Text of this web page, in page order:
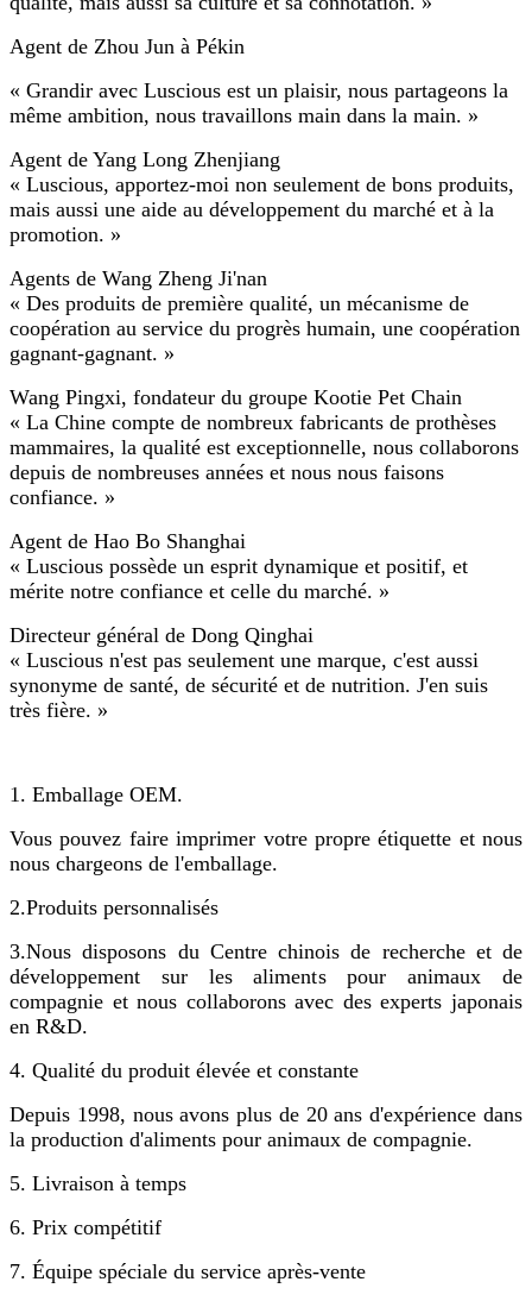
Agent de Zhou Jun à Pékin
« Grandir avec Luscious est un plaisir, nous partageons la
même ambition, nous travaillons main dans la main. »
Agent de Yang Long Zhenjiang
« Luscious, apportez-moi non seulement de bons produits,
mais aussi une aide au développement du marché et à la
promotion. »
Agents de Wang Zheng Ji'nan
« Des produits de première qualité, un mécanisme de
coopération au service du progrès humain, une coopération
gagnant-gagnant. »
Wang Pingxi, fondateur du groupe Kootie Pet Chain
« La Chine compte de nombreux fabricants de prothèses
mammaires, la qualité est exceptionnelle, nous collaborons
depuis de nombreuses années et nous nous faisons
confiance. »
Agent de Hao Bo Shanghai
« Luscious possède un esprit dynamique et positif, et
mérite notre confiance et celle du marché. »
Directeur général de Dong Qinghai
« Luscious n'est pas seulement une marque, c'est aussi
synonyme de santé, de sécurité et de nutrition. J'en suis
très fière. »
1. Emballage OEM.
Vous pouvez faire imprimer votre propre étiquette et nous
nous chargeons de l'emballage.
2.Produits personnalisés
3.Nous disposons du Centre chinois de recherche et de
développement sur les aliments pour animaux de
compagnie et nous collaborons avec des experts japonais
en R&D.
4. Qualité du produit élevée et constante
Depuis 1998, nous avons plus de 20 ans d'expérience dans
la production d'aliments pour animaux de compagnie.
5. Livraison à temps
6. Prix compétitif
7. Équipe spéciale du service après-vente